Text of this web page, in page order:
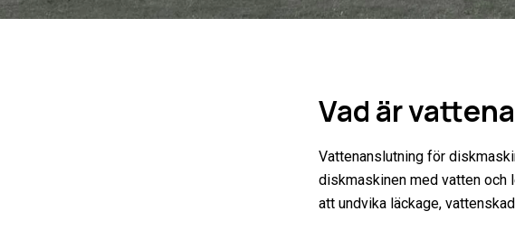
Vad är
Vattenanslutning för
diskmaskinen med vatten och
att undvika läckage,